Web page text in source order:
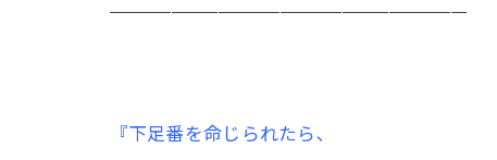
『下足番を命じられたら､